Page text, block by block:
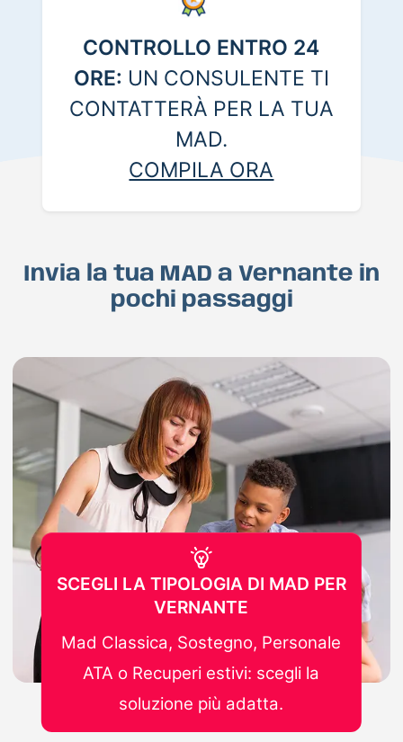
CONTROLLO ENTRO 24
ORE: UN CONSULENTE TI
CONTATTERÀ PER LA TUA
MAD.
COMPILA ORA
Invia la tua MAD a Vernante in
pochi passaggi
SCEGLI LA TIPOLOGIA DI MAD PER
VERNANTE
Mad Classica, Sostegno, Personale
ATA o Recuperi estivi: scegli la
soluzione più adatta.